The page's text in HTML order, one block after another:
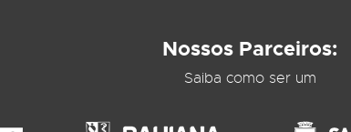
Nossos Parceiros:
Saiba como ser um